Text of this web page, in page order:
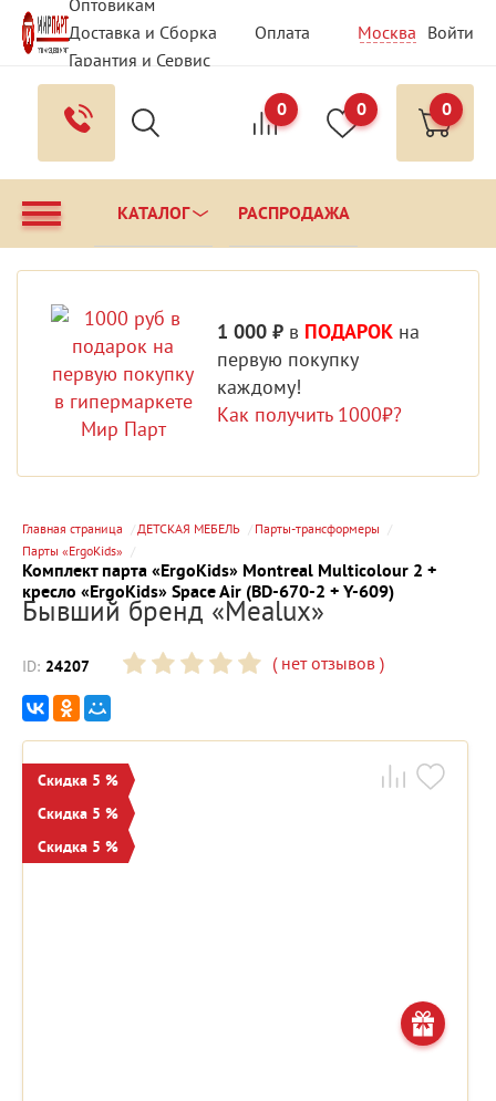
Оптовикам
Доставка и Сборка
Оплата
Гарантия и Сервис
Вопрос - Ответ
Контакты
Москва Войти
0 0 0
КАТАЛОГ РАСПРОДАЖА
1 000 ₽ в ПОДАРОК на
первую покупку
каждому!
Как получить 1000₽?
Главная страница ДЕТСКАЯ МЕБЕЛЬ
Парты-трансформеры
Парты «ErgoKids»
Комплект парта «ErgoKids» Montreal Multicolour 2 +
кресло «ErgoKids» Space Air (BD-670-2 + Y-609)
Бывший бренд «Mealux»
ID: 24207 (нет отзывов )
Скидка 5 %
Скидка 5 %
Скидка 5 %